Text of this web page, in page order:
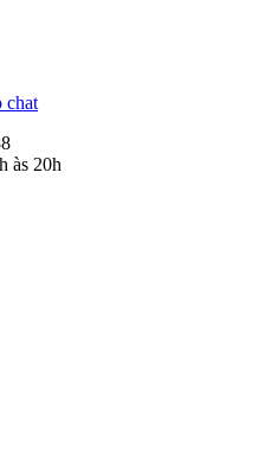
chat
às 20h